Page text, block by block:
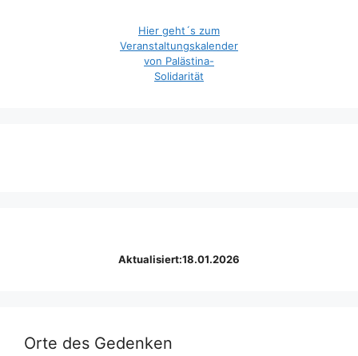
Hier geht´s zum
Veranstaltungskalender
von Palästina-
Solidarität
Aktualisiert:18.01.2026
Orte des Gedenken